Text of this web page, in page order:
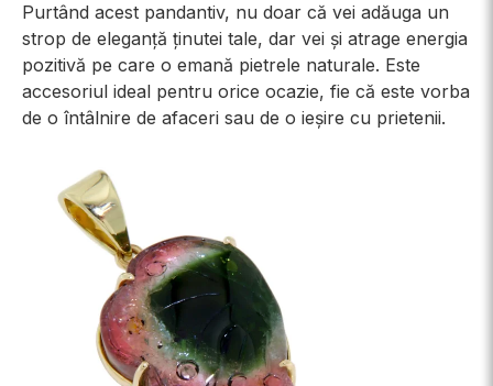
Purtând acest pandantiv, nu doar că vei adăuga un
strop de eleganță ținutei tale, dar vei și atrage energia
pozitivă pe care o emană pietrele naturale. Este
accesoriul ideal pentru orice ocazie, fie că este vorba
de o întâlnire de afaceri sau de o ieșire cu prietenii.